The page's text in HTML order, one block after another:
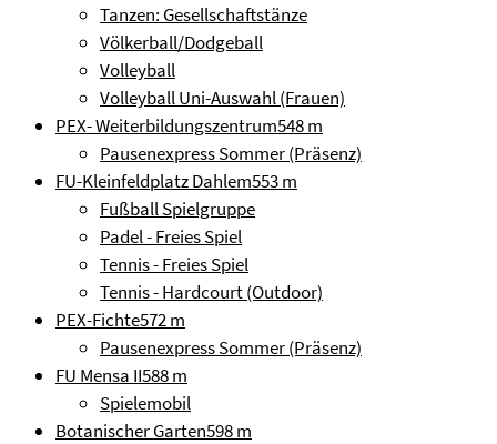
Tanzen: Gesellschaftstänze
Völkerball/Dodgeball
Volleyball
Volleyball Uni-Auswahl (Frauen)
PEX- Weiterbildungszentrum548 m
Pausenexpress Sommer (Präsenz)
FU-Kleinfeldplatz Dahlem553 m
Fußball Spielgruppe
Padel - Freies Spiel
Tennis - Freies Spiel
Tennis - Hardcourt (Outdoor)
PEX-Fichte572 m
Pausenexpress Sommer (Präsenz)
FU Mensa II588 m
Spielemobil
Botanischer Garten598 m